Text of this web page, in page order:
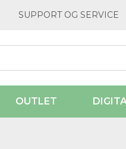
SUPPORT OG SERVICE
OUTLET